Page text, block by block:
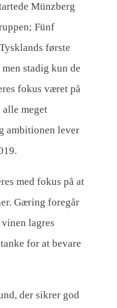
Münzberg
Fünf
første
stadig kun de
fokus været på
meget
ambitionen lever
med fokus på at
Gæring foregår
lagres
for at bevare
der sikrer god